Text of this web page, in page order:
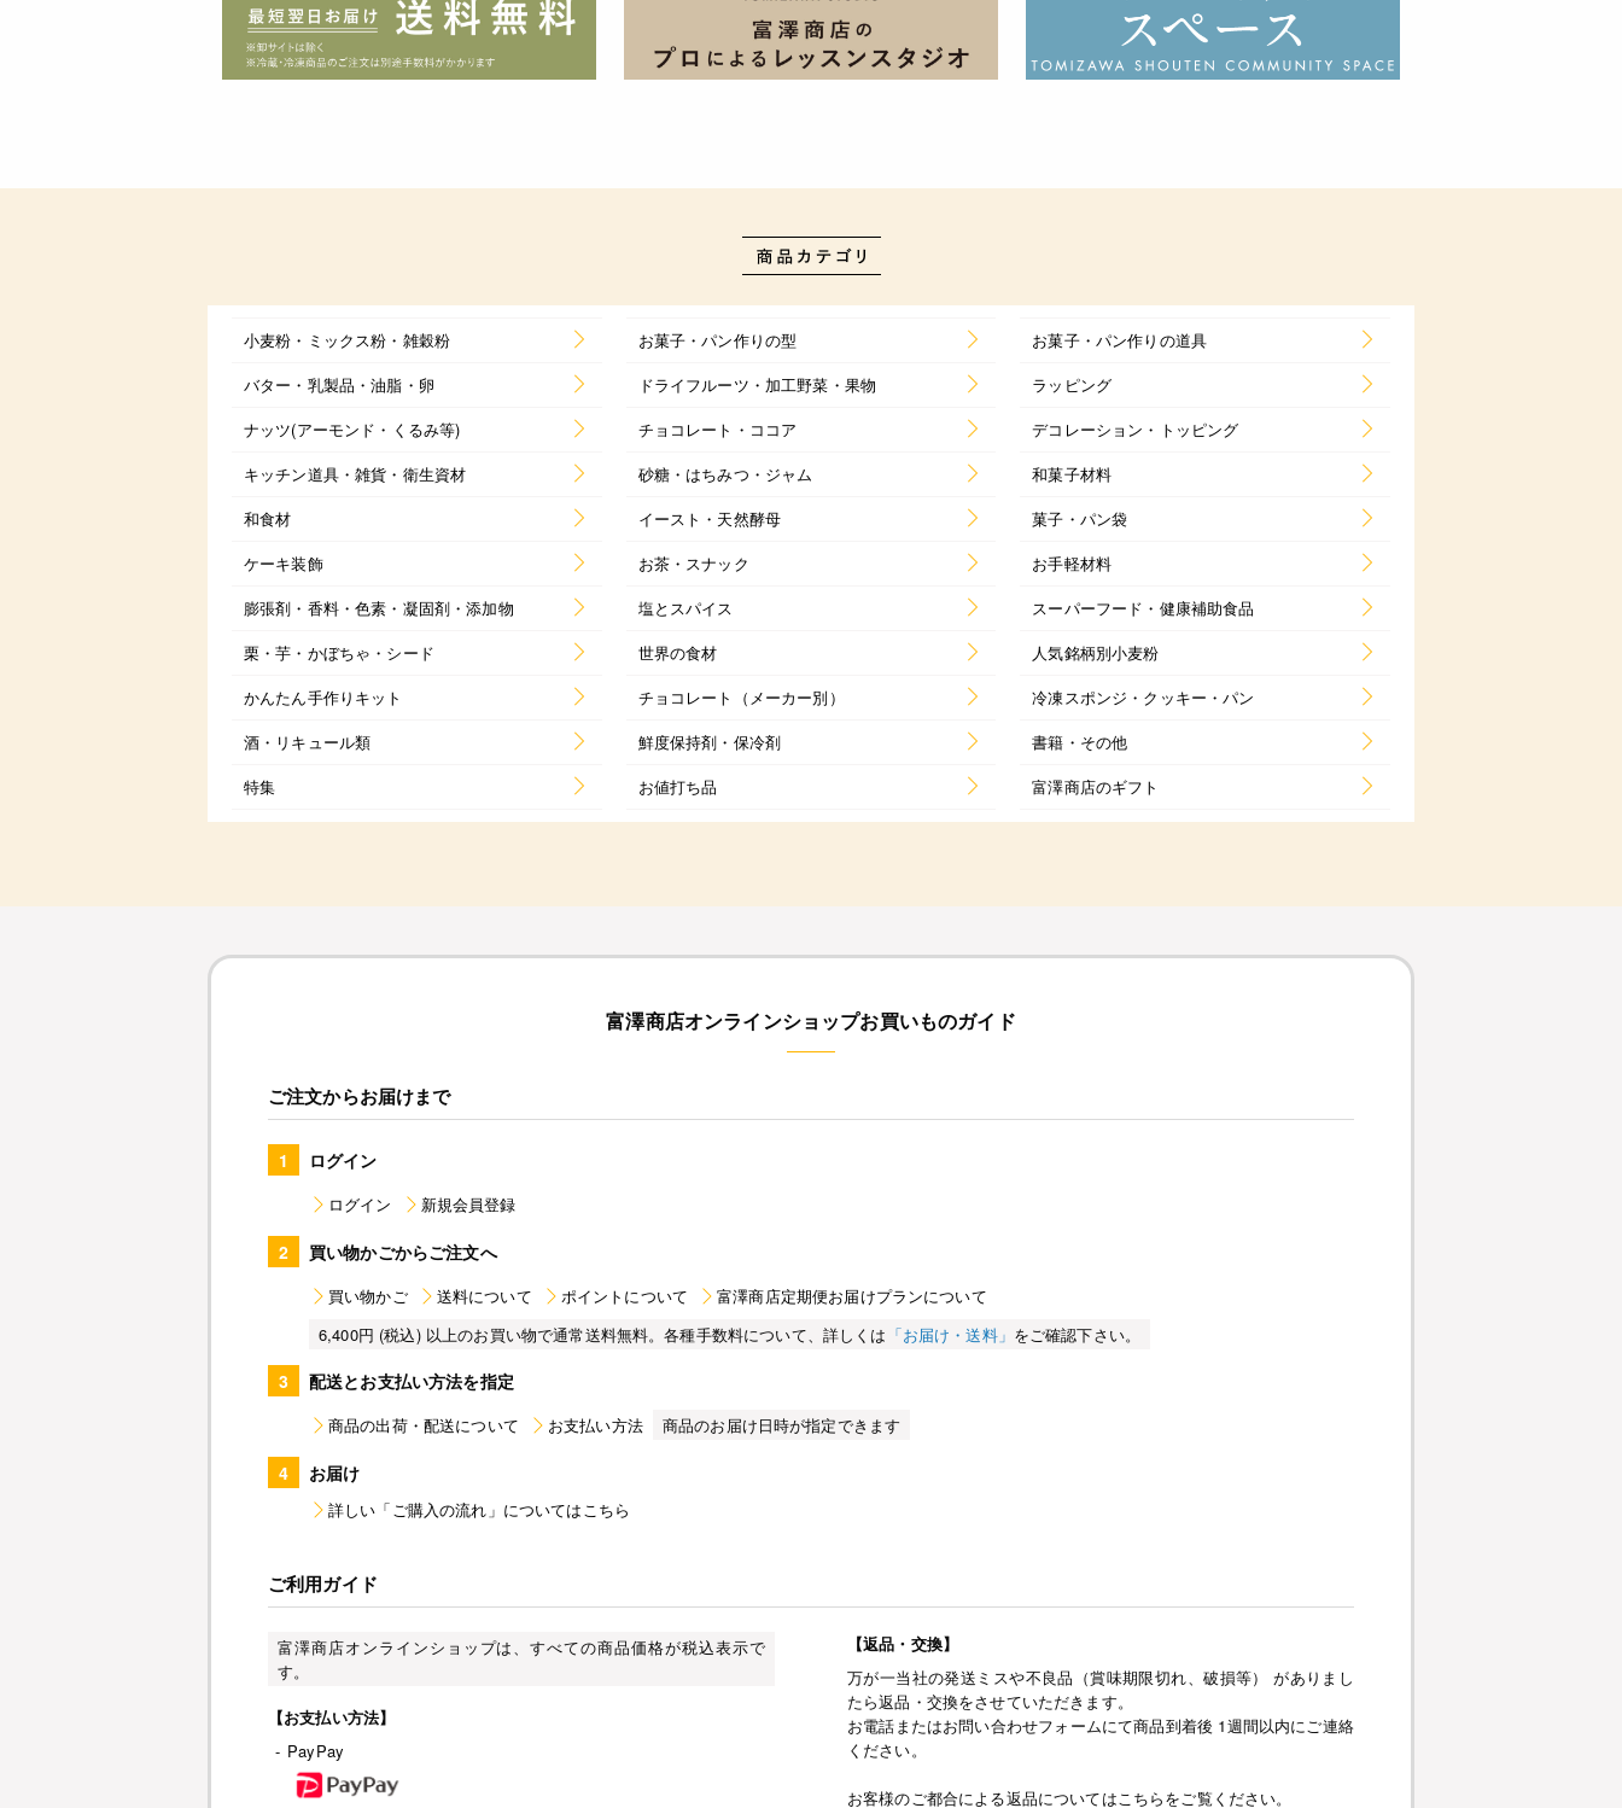
小麦粉・ミックス粉・雑穀粉 お菓子・パン作りの型
お菓子・パン作りの道具
バター・乳製品・油脂・卵
ドライフルーツ・加工野菜・果物
ラッピング
ナッツ(アーモンド・くるみ等)
チョコレート・ココア
デコレーション・トッピング
キッチン道具・雑貨・衛生資材
砂糖・はちみつ・ジャム
和菓子材料
和食材
イースト・天然酵母
菓子・パン袋
ケーキ装飾
お茶・スナック
お手軽材料
膨張剤・香料・色素・凝固剤・添加物
塩とスパイス
スーパーフード・健康補助食品
栗・芋・かぼちゃ・シード
世界の食材
人気銘柄別小麦粉
かんたん手作りキット
チョコレート（メーカー別）
冷凍スポンジ・クッキー・パン
酒・リキュール類
鮮度保持剤・保冷剤
書籍・その他
特集
お値打ち品 富澤商店のギフト
富澤商店オンラインショップお買いものガイド
ご注文からお届けまで
1 ログイン
ログイン 新規会員登録
2 買い物かごからご注文へ
買い物かご 送料について ポイントについて
富澤商店定期便お届けプランについて
6,400円 (税込) 以上のお買い物で通常送料無料。各種手数料について、詳しくは 「お届け・送料」 をご確認下さい。
3 配送とお支払い方法を指定
商品の出荷・配送について お支払い方法 商品のお届け日時が指定できます
4 お届け
詳しい「ご購入の流れ」についてはこちら
ご利用ガイド
富澤商店オンラインショップは、すべての商品価格が税込表示で
す。
【お支払い方法】
- PayPay
【返品・交換】
万が一当社の発送ミスや不良品（賞味期限切れ、破損等） がありまし
たら返品・交換をさせていただきます。
お電話またはお問い合わせフォームにて商品到着後 1週間以内にご連絡
ください。
お客様のご都合による返品についてはこちらをご覧ください。